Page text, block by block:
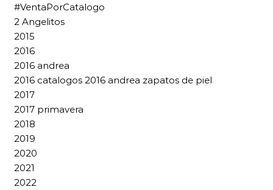
#VentaPorCatalogo
2 Angelitos
2015
2016
2016 andrea
2016 catalogos 2016 andrea zapatos de piel
2017
2017 primavera
2018
2019
2020
2021
2022